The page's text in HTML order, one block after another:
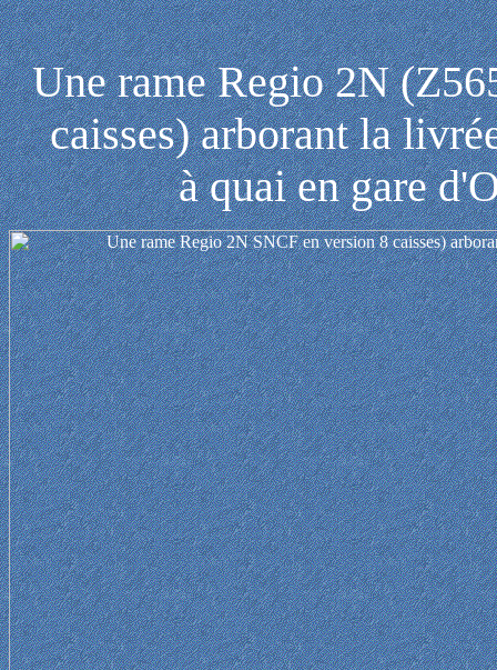
Une rame Regio 2N
caisses) arborant la
à quai en gare